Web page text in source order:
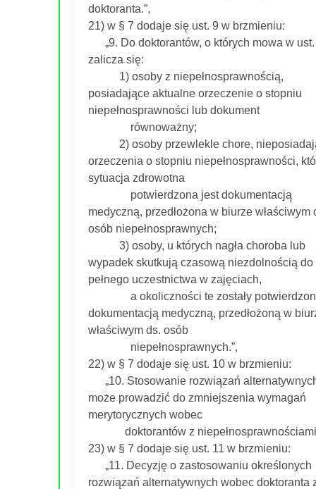
doktoranta.”,
21) w § 7 dodaje się ust. 9 w brzmieniu:
„9. Do doktorantów, o których mowa w
zalicza się:
1) osoby z niepełnosprawnością,
posiadające aktualne orzeczenie o stopniu
niepełnosprawności lub dokument
równoważny;
2) osoby przewlekle chore,
orzeczenia o stopniu niepełnosprawności,
sytuacja zdrowotna
potwierdzona jest dokumentacją
medyczną, przedłożona w biurze właściwym
osób niepełnosprawnych;
3) osoby, u których nagła choroba lub
wypadek skutkują czasową niezdolnością do
pełnego uczestnictwa w zajęciach,
a okoliczności te zostały
dokumentacją medyczną, przedłożoną w
właściwym ds. osób
niepełnosprawnych.”,
22) w § 7 dodaje się ust. 10 w brzmieniu:
„10. Stosowanie rozwiązań
może prowadzić do zmniejszenia wymagań
merytorycznych wobec
doktorantów z
23) w § 7 dodaje się ust. 11 w brzmieniu:
„11. Decyzję o zastosowaniu określonych
rozwiązań alternatywnych wobec doktoranta